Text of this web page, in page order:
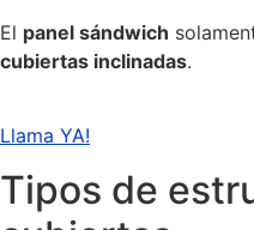
El panel sándwich
cubiertas inclinadas.
Llama YA!
Tipos de